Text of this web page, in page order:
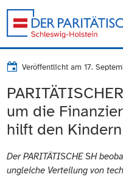
Veröffentlicht am17.
um die
hilft den
Der PARITÄTISCHE SH
ungleiche Verteilung von